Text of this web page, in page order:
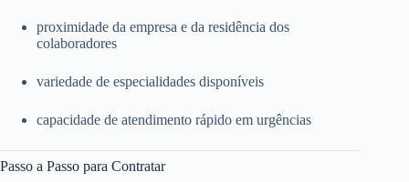
proximidade da empresa e da residência dos
colaboradores
variedade de especialidades disponíveis
capacidade de atendimento rápido em urgências
Passo a Passo para Contratar